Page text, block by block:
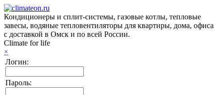
Кондиционеры и сплит-системы, газовые котлы, тепловые
завесы, водяные тепловентиляторы для квартиры, дома, офиса
с доставкой в Омск и по всей России.
Climate for life
×
Логин:
Пароль: